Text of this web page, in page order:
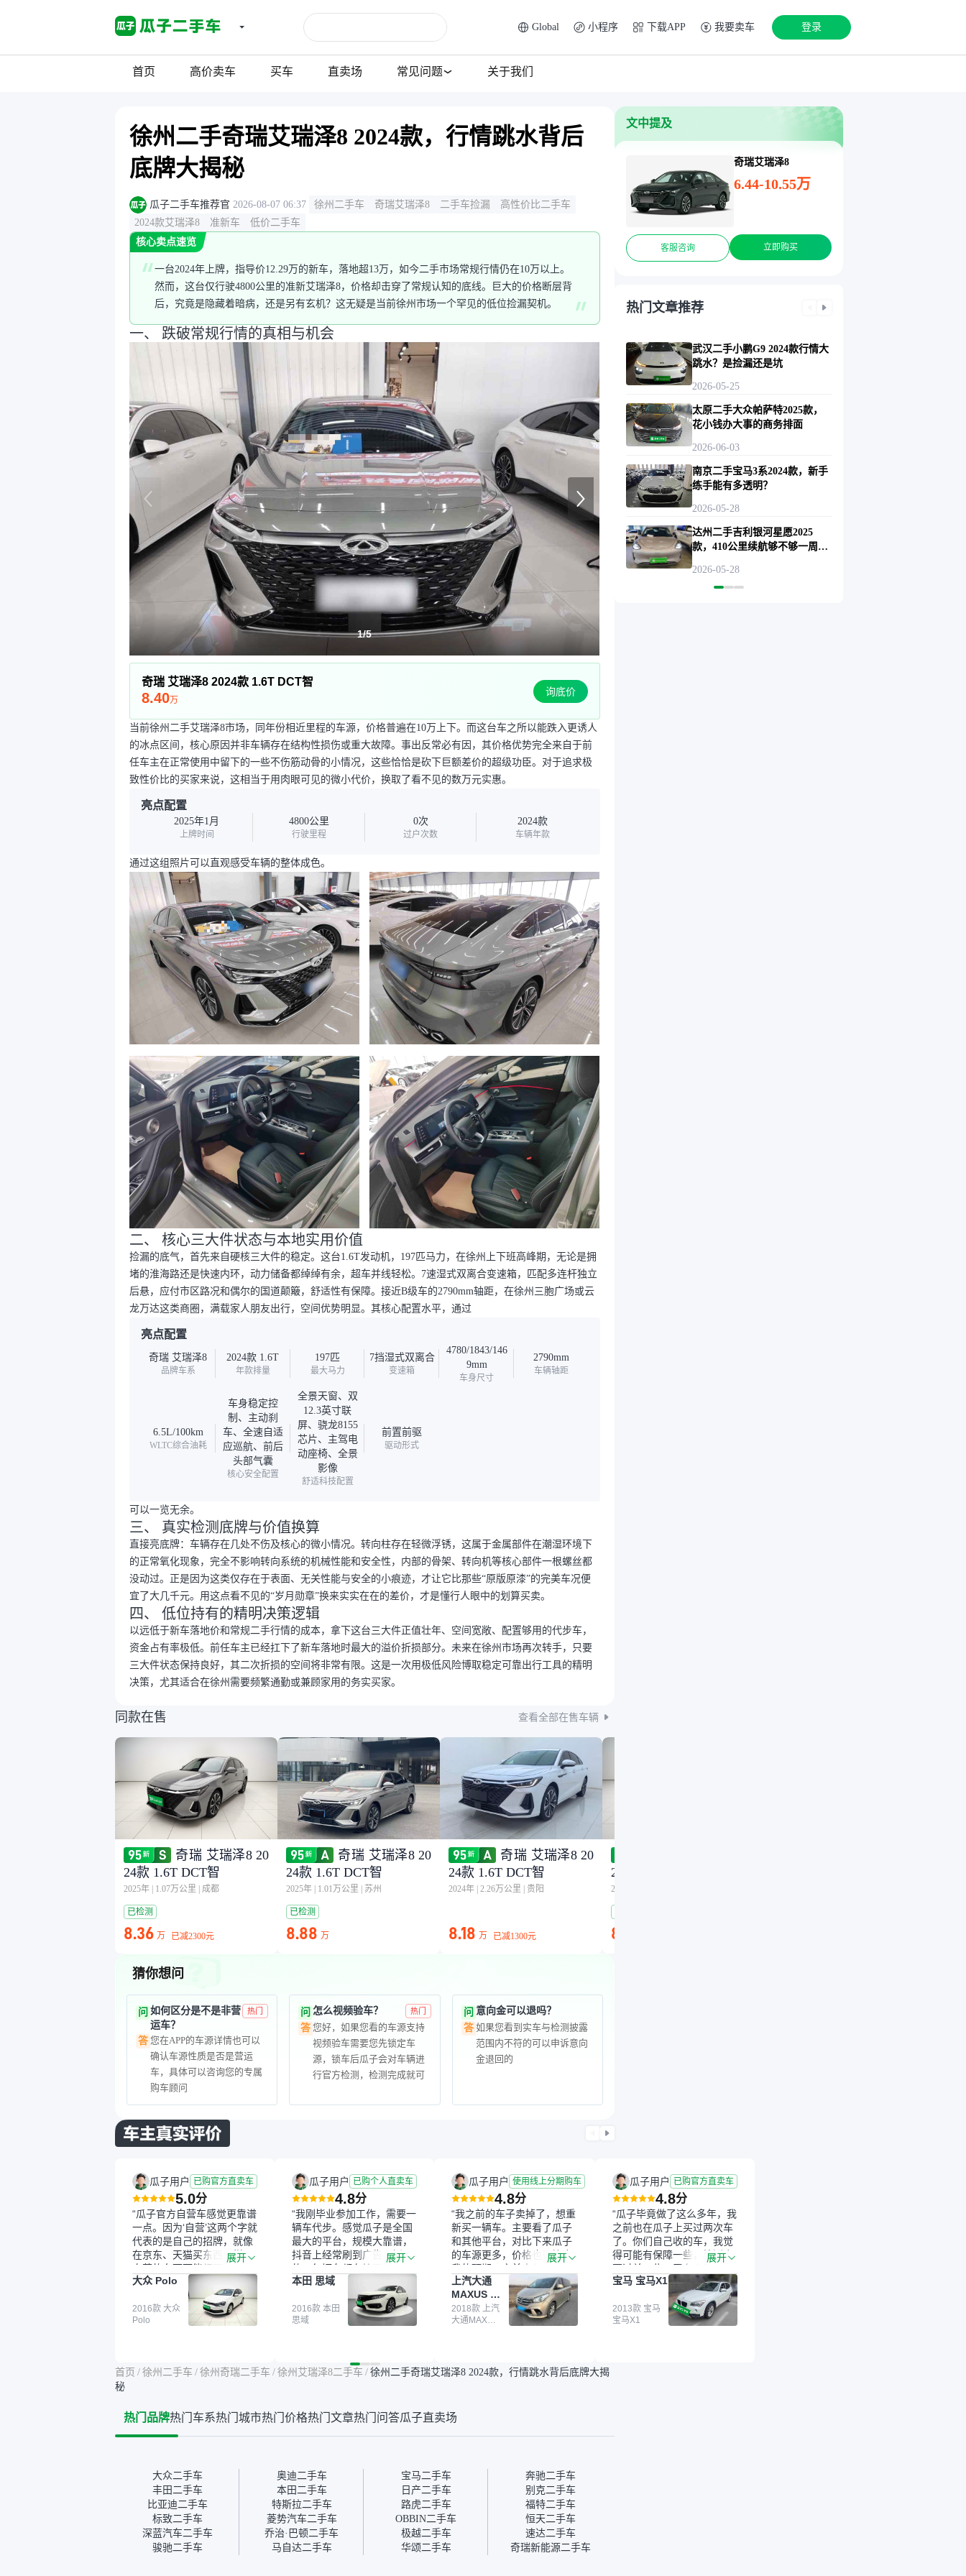
Global 小程序 下载APP 我要卖车 登录
首页 高价卖车 买车 直卖场 常见问题 关于我们
徐州二手奇瑞艾瑞泽8 2024款，行情跳水背后
底牌大揭秘
瓜子二手车推荐官 2026-08-07 06:37 徐州二手车 奇瑞艾瑞泽8 二手车捡漏
高性价比二手车
2024款艾瑞泽8
准新车
低价二手车
核心卖点速览
一台2024年上牌，指导价12.29万的新车，落地超13万，如今二手市场常规行情仍在10万以上。
然而，这台仅行驶4800公里的准新艾瑞泽8，价格却击穿了常规认知的底线。巨大的价格断层背
后，究竟是隐藏着暗病，还是另有玄机？这无疑是当前徐州市场一个罕见的低位捡漏契机。
一、 跌破常规行情的真相与机会
1/5
奇瑞 艾瑞泽8 2024款 1.6T DCT智
8.40万
询底价
当前徐州二手艾瑞泽8市场，同年份相近里程的车源，价格普遍在10万上下。而这台车之所以能跌入更诱人
的冰点区间，核心原因并非车辆存在结构性损伤或重大故障。事出反常必有因，其价格优势完全来自于前
任车主在正常使用中留下的一些不伤筋动骨的小情况，这些恰恰是砍下巨额差价的超级功臣。对于追求极
致性价比的买家来说，这相当于用肉眼可见的微小代价，换取了看不见的数万元实惠。
亮点配置
2025年1月
上牌时间
4800公里
行驶里程
0次
过户次数
2024款
车辆年款
通过这组照片可以直观感受车辆的整体成色。
二、 核心三大件状态与本地实用价值
捡漏的底气，首先来自硬核三大件的稳定。这台1.6T发动机，197匹马力，在徐州上下班高峰期，无论是拥
堵的淮海路还是快速内环，动力储备都绰绰有余，超车并线轻松。7速湿式双离合变速箱，匹配多连杆独立
后悬，应付市区路况和偶尔的国道颠簸，舒适性有保障。接近B级车的2790mm轴距，在徐州三胞广场或云
龙万达这类商圈，满载家人朋友出行，空间优势明显。其核心配置水平，通过
亮点配置
奇瑞 艾瑞泽8
品牌车系
2024款 1.6T
年款排量
197匹
最大马力
7挡湿式双离合
变速箱
4780/1843/146
9mm
车身尺寸
2790mm
车辆轴距
6.5L/100km
WLTC综合油耗
车身稳定控
制、主动刹
车、全速自适
应巡航、前后
头部气囊
核心安全配置
全景天窗、双
12.3英寸联
屏、骁龙8155
芯片、主驾电
动座椅、全景
影像
舒适科技配置
前置前驱
驱动形式
可以一览无余。
三、 真实检测底牌与价值换算
直接亮底牌：车辆存在几处不伤及核心的微小情况。转向柱存在轻微浮锈，这属于金属部件在潮湿环境下
的正常氧化现象，完全不影响转向系统的机械性能和安全性，内部的骨架、转向机等核心部件一根螺丝都
没动过。正是因为这类仅存在于表面、无关性能与安全的小痕迹，才让它比那些“原版原漆”的完美车况便
宜了大几千元。用这点看不见的“岁月勋章”换来实实在在的差价，才是懂行人眼中的划算买卖。
四、 低位持有的精明决策逻辑
以远低于新车落地价和常规二手行情的成本，拿下这台三大件正值壮年、空间宽敞、配置够用的代步车，
资金占有率极低。前任车主已经扛下了新车落地时最大的溢价折损部分。未来在徐州市场再次转手，只要
三大件状态保持良好，其二次折损的空间将非常有限。这是一次用极低风险博取稳定可靠出行工具的精明
决策，尤其适合在徐州需要频繁通勤或兼顾家用的务实买家。
同款在售 查看全部在售车辆
奇瑞 艾瑞泽8 20
24款 1.6T DCT智
2025年 1.07万公里 成都
已检测
8.36 万 已减2300元
奇瑞 艾瑞泽8 20
24款 1.6T DCT智
2025年 1.01万公里 苏州
已检测
8.88 万
奇瑞 艾瑞泽8 20
24款 1.6T DCT智
2024年 2.26万公里 贵阳
8.18 万 已减1300元
24款 1.6T DCT智
2025年
8.45
猜你想问
问 如何区分是不是非营
运车？
热门
答 您在APP的车源详情也可以
确认车源性质是否是营运
车，具体可以咨询您的专属
购车顾问
问 怎么视频验车？ 热门
答 您好，如果您看的车源支持
视频验车需要您先锁定车
源，锁车后瓜子会对车辆进
行官方检测，检测完成就可
问 意向金可以退吗？
答 如果您看到实车与检测披露
范围内不符的可以申诉意向
金退回的
瓜子用户 已购官方直卖车
5.0分
“瓜子官方自营车感觉更靠谱
一点。因为‘自营’这两个字就
代表的是自己的招牌，就像
在京东、天猫买东西一样，
自营的东西可能都要好一
点。就是这种刻板印象吧。
一开始买二手车的时候，我
确实有担心过事故车、泡水
车这些问题。瓜子的检测报
况。我拿到你们的信息之
台），同时也找了朋友帮忙
线下看车。结果跟你们的报
我第一天看车，第二天你们
就约我到店，我第三天去提
的车。去之前我提前跟交接
人员说好，到了之后要当着
我的面再做一次复检，你们
也安排了师傅，服务可以，
速度很快。体验下来自营车
展开
大众 Polo
2016款 大众
Polo
瓜子用户 已购个人直卖车
4.8分
“我刚毕业参加工作，需要一
辆车代步。感觉瓜子是全国
最大的平台，规模大靠谱，
抖音上经常刷到广告，挺火
的。每辆车都有检测报告，
这个让我很放心。去外面买
车全凭卖家一张嘴，不敢
买。我买了本田思域，白
色，过户次数少，公里数符
平台，车价贵点也正常，毕
竟有保障。其他平台上很多
多花点钱买个放心。从个人
展开
本田 思域
2016款 本田
思域
瓜子用户 使用线上分期购车
4.8分
“我之前的车子卖掉了，想重
新买一辆车。主要看了瓜子
和其他平台，对比下来瓜子
的车源更多，价格也更符合
我的预期。之前卖车来过瓜
子，虽然价格没谈成，但
APP一直留着。瓜子毕竟是
大平台，整体印象还好。我
最终买了一台上汽大通，18
期，这一点很便捷，其他平
心的额外价值。虽然我砍过
为瓜子有质保，车子出小毛
病维修更有保障。”
展开
上汽大通
MAXUS 大
通G10
2018款 上汽
大通MAXUS
瓜子用户 已购官方直卖车
4.8分
“瓜子毕竟做了这么多年，我
之前也在瓜子上买过两次车
了。你们自己收的车，我觉
得可能有保障一些，检测会
更过关一些。平台自己收上
来再卖的车，应该更可靠。
我买的是宝马X1，主要看中
它的价格和公里数比较合
适。另外，瓜子承诺无火
展开
宝马 宝马X1
2013款 宝马
宝马X1
首页 / 徐州二手车 / 徐州奇瑞二手车 / 徐州艾瑞泽8二手车 / 徐州二手奇瑞艾瑞泽8 2024款，行情跳水背后底牌大揭
秘
热门品牌热门车系热门城市热门价格热门文章热门问答瓜子直卖场
大众二手车 奥迪二手车 宝马二手车
奔驰二手车
丰田二手车
本田二手车 日产二手车
别克二手车
比亚迪二手车
特斯拉二手车 路虎二手车
福特二手车
标致二手车
菱势汽车二手车 OBBIN二手车
恒天二手车
深蓝汽车二手车
乔治·巴顿二手车 极越二手车
速达二手车
骏驰二手车
马自达二手车 华颂二手车 奇瑞新能源二手车
文中提及
奇瑞艾瑞泽8
6.44-10.55万
客服咨询 立即购买
热门文章推荐
武汉二手小鹏G9 2024款行情大
跳水？是捡漏还是坑
2026-05-25
太原二手大众帕萨特2025款，
花小钱办大事的商务排面
2026-06-03
南京二手宝马3系2024款，新手
练手能有多透明？
2026-05-28
达州二手吉利银河星愿2025
款，410公里续航够不够一周通
2026-05-28